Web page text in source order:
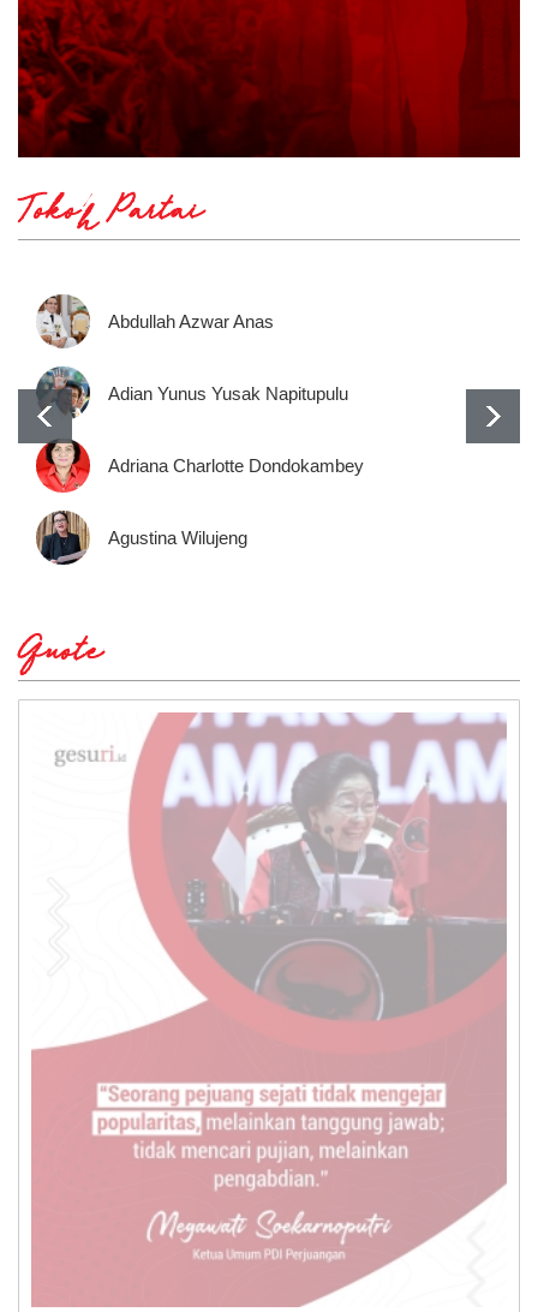
Tokoh Partai
Abdullah Azwar Anas
Adian Yunus Yusak Napitupulu
Adriana Charlotte Dondokambey
Agustina Wilujeng
Quote